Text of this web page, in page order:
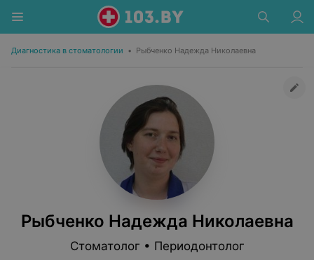
Диагностика в стоматологии • Рыбченко Надежда Николаевна
Рыбченко Надежда Николаевна
Стоматолог • Периодонтолог